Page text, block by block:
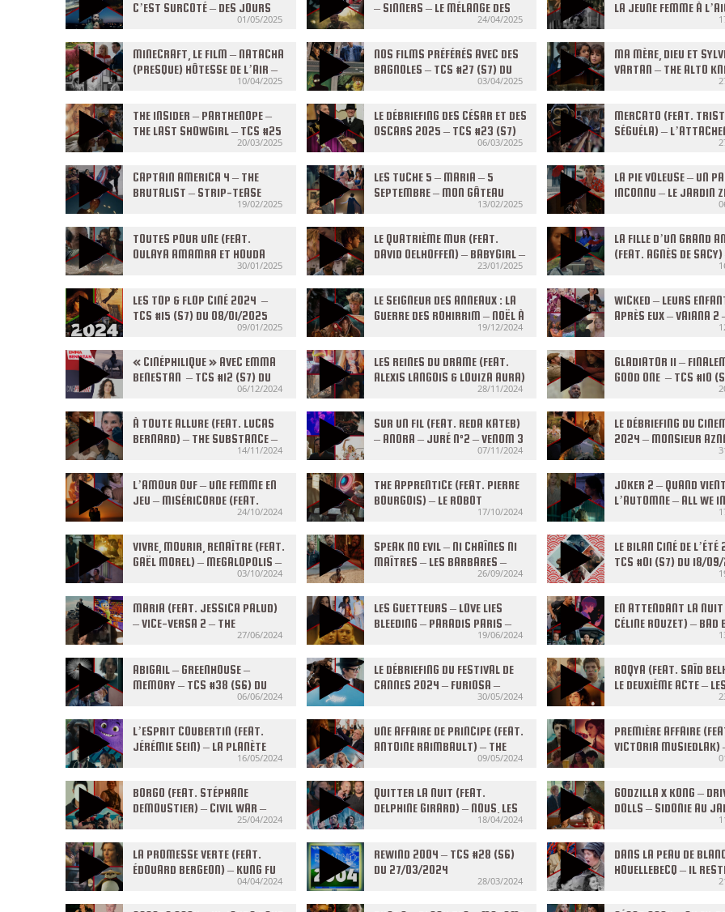
C’EST SURCOTÉ – DES JOURS
MEILLEURS – TCS #31 (S7) DU
01/05/2025
– SINNERS – LE MÉLANGE DES
GENRES – TCS #30 (S7) DU24/04/2025
LA JEUNE FEMME À
VOYAGE AVEC MON
MINECRAFT, LE FILM – NATACHA
(PRESQUE) HÔTESSE DE L’AIR –
THE GRILL – TCS #28 (S7) DU
10/04/2025
NOS FILMS PRÉFÉRÉS AVEC DES
BAGNOLES – TCS #27 (S7) DU
03/04/2025
MA MÈRE, DIEU ET
VARTAN – THE ALTO
PROSPER – TCS #26
THE INSIDER – PARTHENOPE –
THE LAST SHOWGIRL – TCS #25
20/03/2025
LE DÉBRIEFING DES CÉSAR ET DES
OSCARS 2025 – TCS #23 (S7)
06/03/2025
MERCATO (FEAT.
SÉGUÉLA) –
THE MONKEY – TCS
CAPTAIN AMERICA 4 – THE
BRUTALIST – STRIP-TEASE
INTÉGRAL – TCS #21 (S7) DU
19/02/2025
LES TUCHE 5 – MARIA – 5
SEPTEMBRE – MON GÂTEAU
PRÉFÉRÉ – TCS #20 (S7) DU
13/02/2025
LA PIE VOLEUSE – UN
INCONNU – LE JARDIN
#19 (S7) DU 05/02/
TOUTES POUR UNE (FEAT.
OULAYA AMAMRA ET HOUDA
BENYAMINA) – BETTER MAN –
(S7) DU 29/01/2025
30/01/2025
LE QUATRIÈME MUR (FEAT.
DAVID OELHOFFEN) – BABYGIRL –
LE DOSSIER MALDOROR – TCS
23/01/2025
LA FILLE D’UN GRAND
(FEAT. AGNÈS DE
CHAMBRE D’À CÔTÉ –
15/01/2025
LES TOP & FLOP CINÉ 2024 –
TCS #15 (S7) DU 08/01/2025
09/01/2025
LE SEIGNEUR DES ANNEAUX : LA
GUERRE DES ROHIRRIM – NOËL À
MILLER’S POINT – VINGT DIEUX
19/12/2024
WICKED – LEURS
APRÈS EUX – VAIANA 2
CONCLAVE – TCS #13
« CINÉPHILIQUE » AVEC EMMA
BENESTAN – TCS #12 (S7) DU
06/12/2024
LES REINES DU DRAME (FEAT.
ALEXIS LANGOIS & LOUIZA AURA)
– PICE BY PIECE – DIAMANT
DU 27/11/2024
28/11/2024
GLADIATOR II –
GOOD ONE – TCS #10
À TOUTE ALLURE (FEAT. LUCAS
BERNARD) – THE SUBSTANCE –
HERE – TCS #09 (S7) DU14/11/2024
SUR UN FIL (FEAT. REDA KATEB)
– ANORA – JURÉ N°2 – VENOM 3
– TCS #08 (S7) DU 06/11/2024
07/11/2024
LE DÉBRIEFING DU
2024 – MONSIEUR
FARIO (FEAT. LUCIE
L’AMOUR OUF – UNE FEMME EN
JEU – MISÉRICORDE (FEAT.
ALAIN GUIRAUDIE) – TCS #06
24/10/2024
THE APPRENTICE (FEAT. PIERRE
BOURGOIS) – LE ROBOT
SAUVAGE – NIKI – TCS #05 (S7)
17/10/2024
JOKER 2 – QUAND VIENT
L’AUTOMNE – ALL WE
AS LIGHT (FEAT.
VIVRE, MOURIR, RENAÎTRE (FEAT.
GAËL MOREL) – MEGALOPOLIS –
EMMANUELLE – TCS #03 (S7)
03/10/2024
SPEAK NO EVIL – NI CHAÎNES NI
MAÎTRES – LES BARBARES –
TCS #02 (S7) DU 25/09/2024
26/09/2024
LE BILAN CINÉ DE
TCS #01 (S7) DU 18/
MARIA (FEAT. JESSICA PALUD)
– VICE-VERSA 2 – THE
BIKERIDERS – TCS #41 (S6) DU
27/06/2024
LES GUETTEURS – LOVE LIES
BLEEDING – PARADIS PARIS –
TCS #40 (S6) DU 19/06/2024
19/06/2024
EN ATTENDANT LA
CÉLINE ROUZET) – BAD
TUNNEL TO SUMMER
ABIGAIL – GREENHOUSE –
MEMORY – TCS #38 (S6) DU
06/06/2024
LE DÉBRIEFING DU FESTIVAL DE
CANNES 2024 – FURIOSA –
MARCELLO MIO – TCS #37 (S6)
30/05/2024
ROQYA (FEAT. SAÏD
LE DEUXIÈME ACTE –
FANTASTIQUES –
L’ESPRIT COUBERTIN (FEAT.
JÉRÉMIE SEIN) – LA PLANÈTE
DES SINGES : LE NOUVEAU
COMPAGNIE – TCS #35 (S6) DU
15/05/2024
16/05/2024
UNE AFFAIRE DE PRINCIPE (FEAT.
ANTOINE RAIMBAULT) – THE
FALL GUY – LES CARTES DU
08/05/2024
09/05/2024
PREMIÈRE AFFAIRE
VICTORIA MUSIEDLAK)
CHALLENGERS – BACK
01/05/2024
BORGO (FEAT. STÉPHANE
DEMOUSTIER) – CIVIL WAR –
L’HOMME AUX MILLE VISAGES –
25/04/2024
QUITTER LA NUIT (FEAT.
DELPHINE GIRARD) – NOUS, LES
LEROY – S.O.S. FANTÔMES : LA
(S6) DU 17/04/2024
18/04/2024
GODZILLA X KONG –
DOLLS – SIDONIE AU
TCS #30 (S6) DU 10/
LA PROMESSE VERTE (FEAT.
ÉDOUARD BERGEON) – KUNG FU
PANDA 4 – LE JEU DE LA REINE –
04/04/2024
REWIND 2004 – TCS #28 (S6)
DU 27/03/2024
28/03/2024
DANS LA PEAU DE
HOUELLEBECQ – IL
DEMAIN –